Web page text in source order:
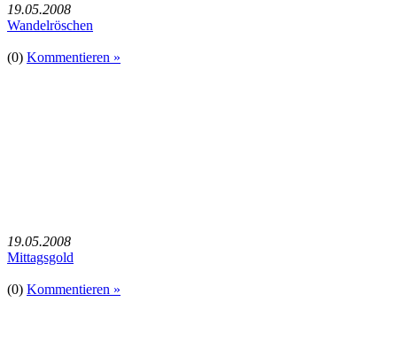
19.05.2008
Wandelröschen
(0) Kommentieren »
19.05.2008
Mittagsgold
(0) Kommentieren »